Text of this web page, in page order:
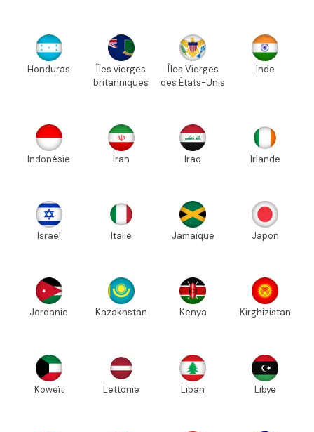
Honduras
Îles vierges
britanniques
Îles Vierges
des États-Unis
Inde
Indonésie Iran Iraq Irlande
Israël Italie Jamaïque Japon
Jordanie Kazakhstan Kenya Kirghizistan
Koweït Lettonie Liban Libye